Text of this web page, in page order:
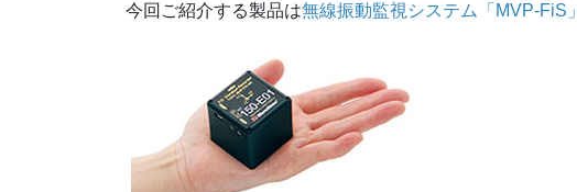
今回ご紹介する製品は無線振動監視システム「MVP-FiS」